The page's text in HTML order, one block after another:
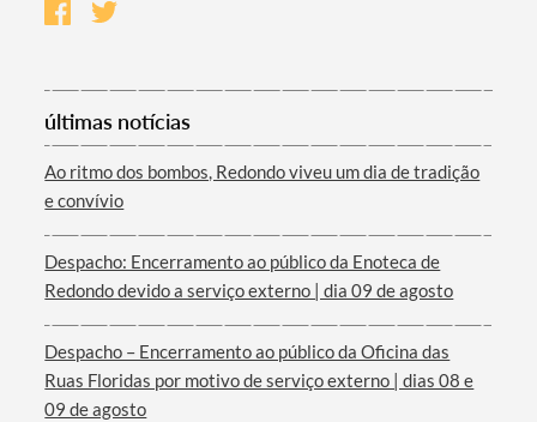
últimas notícias
Ao ritmo dos bombos, Redondo viveu um dia de tradição
e convívio
Despacho: Encerramento ao público da Enoteca de
Redondo devido a serviço externo | dia 09 de agosto
Despacho – Encerramento ao público da Oficina das
Ruas Floridas por motivo de serviço externo | dias 08 e
09 de agosto